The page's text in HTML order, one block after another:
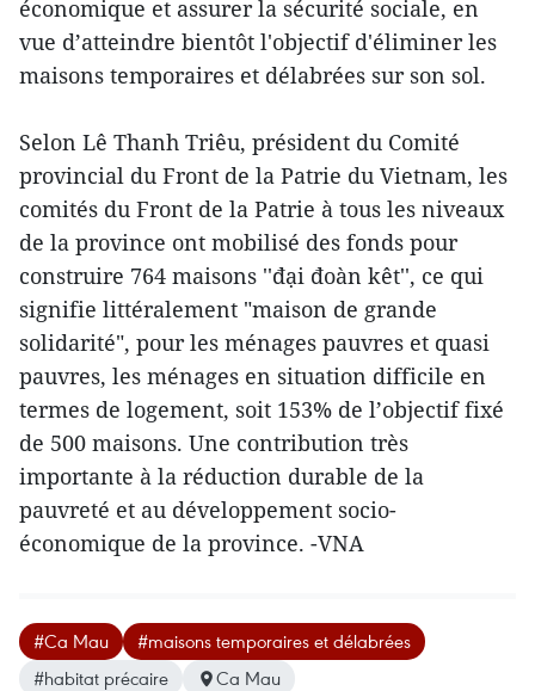
économique et assurer la sécurité sociale, en
vue d’atteindre bientôt l'objectif d'éliminer les
maisons temporaires et délabrées sur son sol.
Selon Lê Thanh Triêu, président du Comité
provincial du Front de la Patrie du Vietnam, les
comités du Front de la Patrie à tous les niveaux
de la province ont mobilisé des fonds pour
construire 764 maisons ''đại đoàn kêt'', ce qui
signifie littéralement "maison de grande
solidarité", pour les ménages pauvres et quasi
pauvres, les ménages en situation difficile en
termes de logement, soit 153% de l’objectif fixé
de 500 maisons. Une contribution très
importante à la réduction durable de la
pauvreté et au développement socio-
économique de la province. -VNA
#Ca Mau
#maisons temporaires et délabrées
#habitat précaire
Ca Mau